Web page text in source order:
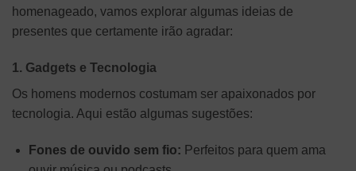
homenageado, vamos explorar algumas ideias de
presentes que certamente irão agradar:
1. Gadgets e Tecnologia
Os homens modernos costumam ser apaixonados por
tecnologia. Aqui estão algumas sugestões:
Fones de ouvido sem fio: Perfeitos para quem ama